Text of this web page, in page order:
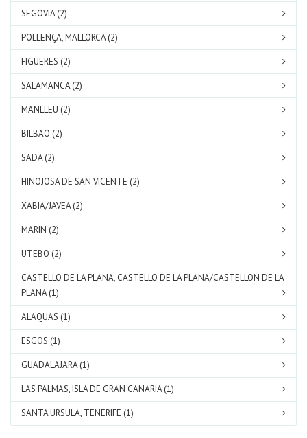
SEGOVIA (2)
POLLENÇA, MALLORCA (2)
FIGUERES (2)
SALAMANCA (2)
MANLLEU (2)
BILBAO (2)
SADA (2)
HINOJOSA DE SAN VICENTE (2)
XABIA/JAVEA (2)
MARIN (2)
UTEBO (2)
CASTELLO DE LA PLANA, CASTELLO DE LA PLANA/CASTELLON DE LA
PLANA (1)
ALAQUAS (1)
ESGOS (1)
GUADALAJARA (1)
LAS PALMAS, ISLA DE GRAN CANARIA (1)
SANTA URSULA, TENERIFE (1)